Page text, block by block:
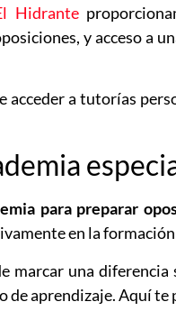
Hidrante
y acceso a
acceder a tutorías
para preparar
en la
marcar una
aprendizaje. Aquí